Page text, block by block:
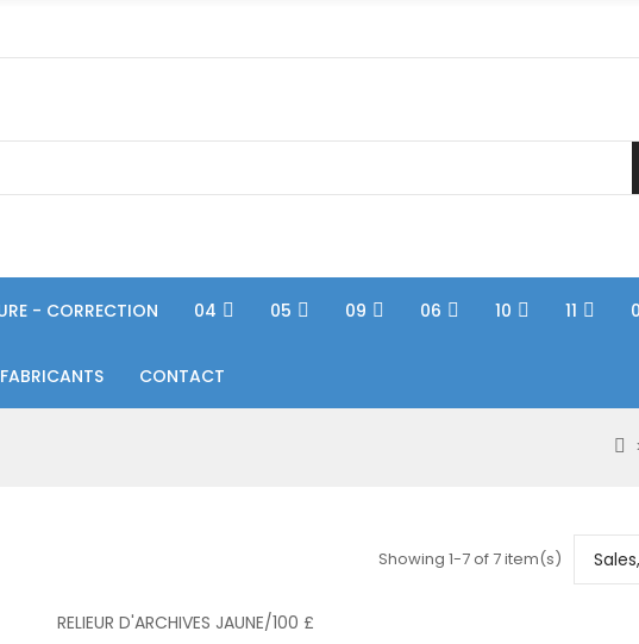
- CORRECTION 04 05 09 06 10 11
FABRICANTS CONTACT
Showing 1-7 of 7 item(s)
RELIEUR D'ARCHIVES JAUNE/100 £